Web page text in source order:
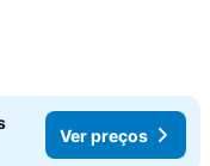
Ver preços